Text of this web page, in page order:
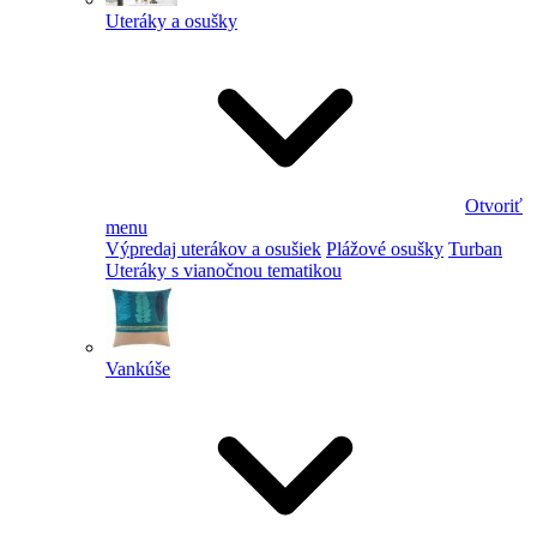
Uteráky a osušky
Otvoriť
menu
Výpredaj uterákov a osušiek Plážové osušky Turban
Uteráky s vianočnou tematikou
Vankúše